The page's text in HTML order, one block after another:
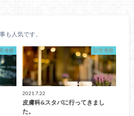
も人気です。
考察 日常考察
2021.7.22
皮膚科&スタバに行ってきまし
た。